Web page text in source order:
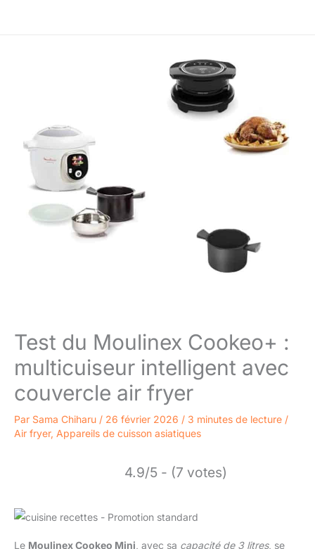
Test du Moulinex Cookeo+ :
multicuiseur intelligent avec
couvercle air fryer
Par Sama Chiharu / 26 février 2026 / 3 minutes de lecture /
Air fryer, Appareils de cuisson asiatiques
4.9/5 - (7 votes)
Le Moulinex Cookeo Mini , avec sa capacité de 3 litres, se